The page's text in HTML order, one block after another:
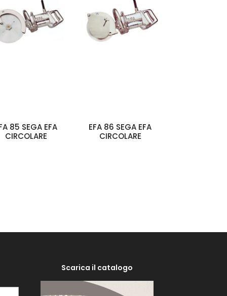
85 SEGA EFA
CIRCOLARE
EFA 86 SEGA EFA
CIRCOLARE
Scarica il catalogo